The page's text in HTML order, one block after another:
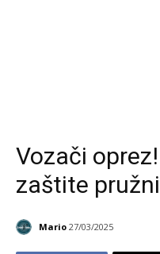
Vozači
zaštite
Mario 27/03/2025